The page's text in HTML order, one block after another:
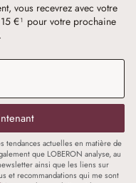
vous recevrez avec votre
€¹ pour votre prochaine
tendances actuelles en matière de
que LOBERON analyse, au
ainsi que les liens sur
et recommandations qui me sont